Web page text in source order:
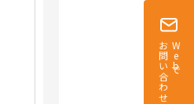
Webで
お問い合わせ